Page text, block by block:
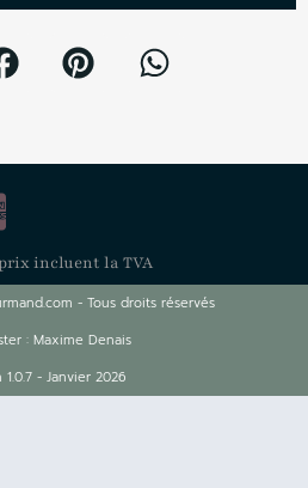
incluent la TVA
- Tous droits réservés
: Maxime Denais
1.0.7 - Janvier 2026